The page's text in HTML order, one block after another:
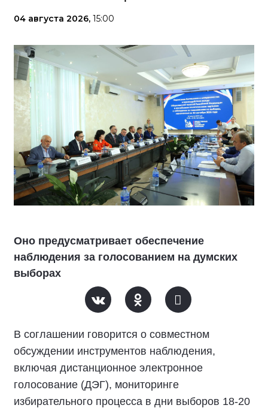
04 августа 2026, 15:00
Оно предусматривает обеспечение
наблюдения за голосованием на думских
выборах
В соглашении говорится о совместном
обсуждении инструментов наблюдения,
включая дистанционное электронное
голосование (ДЭГ), мониторинге
избирательного процесса в дни выборов 18-20